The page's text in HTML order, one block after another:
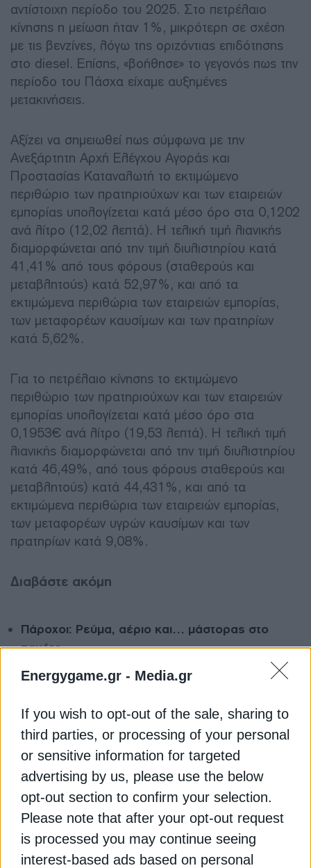
Energygame.gr - Media.gr
If you wish to opt-out of the sale, sharing to
third parties, or processing of your personal
or sensitive information for targeted
advertising by us, please use the below
opt-out section to confirm your selection.
Please note that after your opt-out request
is processed you may continue seeing
interest-based ads based on personal
αντίστοιχη περίοδο του 2025. Στο πετρέλαιο
κίνησης η μείωση ήταν 1%, μικρότερη σε σχέση
με τις βενζίνες, λόγω της οριζόντιας επιδότησης
στο diesel. Επίσης, «βοήθησε» το γεγονός πως την
περίοδο του Πάσχα είχαμε αυξημένες
μετακινήσεις.
Αξίζει να σημειωθεί πως σύμφωνα με την
Ανεξάρτητη Αρχή Ελέγχου Αγοράς και
Προστασίας Καταναλωτή το εκτιμώμενο
περιθώριο των πρατηριούχων και των εταιρειών
εμπορίας υπολογίζεται κατά μέσο όρο στα 0,1202
ανά λίτρο (12,02 λεπτά). Η τελική τιμή λιανικής
διαμορφώνεται από την τιμή διυλιστηρίου κατά
41,41% από τους φόρους (σταθερούς και
μεταβλητούς) κατά 52,97%, και από τα
εκτιμώμενα περιθώρια των εταιρειών εμπορίας,
των μεταφορέων καυσίμων και των πρατηρίων
κατά 5,62%.
Για το πετρέλαιο κίνησης το εκτιμώμενο
περιθώριο των πρατηριούχων και των εταιρειών
εμπορίας υπολογίζεται κατά μέσο όρο στα
0,1953€ ανά λίτρο (19,53 λεπτά). Η τελική τιμή
λιανικής διαμορφώνεται από την τιμή διυλιστηρίου
κατά 46,49%, από τους φόρους σταθερούς και
μεταβλητούς) κατά 44,431%, και από τα
εκτιμώμενα περιθώρια των εταιρειών εμπορίας,
των μεταφορέων υγρών καυσίμων και των
πρατηρίων κατά 9,08%.
Διαβάστε ακόμη
Πάροχοι: Ρεύμα, αέριο και… μάστορας στο
πακέτο
Πρατήρια: Με αργούς ρυθμούς η προσθήκη
Ράιχε: Δεν υπάρχει κίνδυνος εφοδιασμού με
αεροπορικά καύσιμα προς το παρόν
ΚΑΥΣΙΜΑ ΜΕΣΗ ΑΝΑΤΟΛΗ